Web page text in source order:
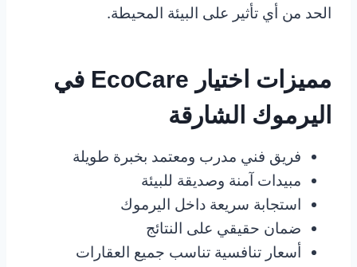
الحد من أي تأثير على البيئة المحيطة.
مميزات اختيار EcoCare في
اليرموك الشارقة
فريق فني مدرب ومعتمد بخبرة طويلة
مبيدات آمنة وصديقة للبيئة
استجابة سريعة داخل اليرموك
ضمان حقيقي على النتائج
أسعار تنافسية تناسب جميع العقارات